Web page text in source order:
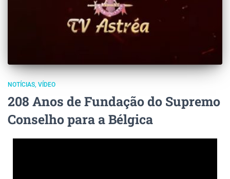
NOTÍCIAS VÍDEO
208 Anos de Fundação do Supremo
Conselho para a Bélgica